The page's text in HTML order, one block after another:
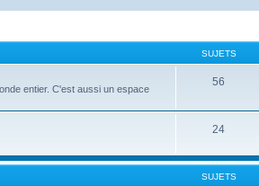
SUJETS
entier. C'est aussi un espace
56
24
SUJETS